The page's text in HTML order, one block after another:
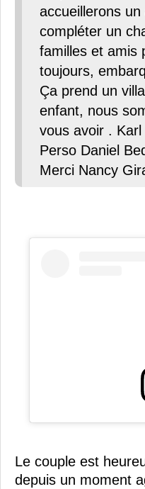
accueillerons
compléter un
familles et amis
toujours,
Ça prend un
enfant, nous
vous avoir .
Perso Daniel
Merci Nancy
Le couple est
depuis un moment